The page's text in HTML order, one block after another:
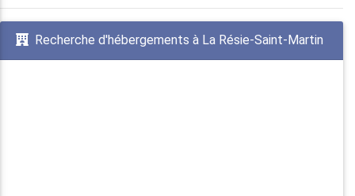
Recherche d'hébergements à La Résie-Saint-Martin